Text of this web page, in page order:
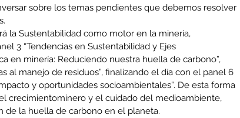
Bono Trimestral
2026
sobre los temas pendientes que debemos resolver
la Sustentabilidad como motor en la minería,
3 “Tendencias en Sustentabilidad y Ejes
en minería: Reduciendo nuestra huella de carbono”,
al manejo de residuos”, finalizando el día con el panel 6
y oportunidades socioambientales”. De esta forma
crecimientominero y el cuidado del medioambiente,
de la huella de carbono en el planeta.